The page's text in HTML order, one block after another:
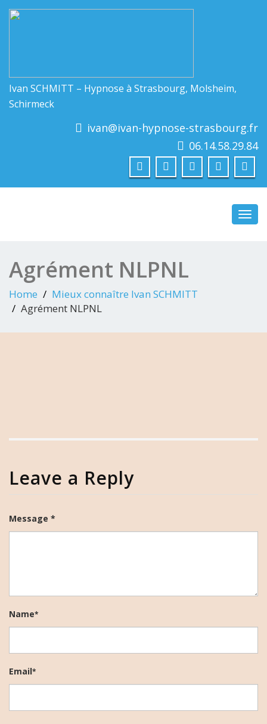
Ivan SCHMITT – Hypnose à Strasbourg, Molsheim,
Schirmeck
ivan@ivan-hypnose-strasbourg.fr
06.14.58.29.84
Agrément NLPNL
Home
Mieux connaître Ivan SCHMITT
Agrément NLPNL
Leave a Reply
Message *
Name*
Email*